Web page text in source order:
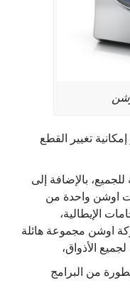
تغيير القطع
بالإضافة إلى
اوشن واحدة من
الإيطالية،
اوشن مجموعة هائلة
الأذواق،
من البرامج